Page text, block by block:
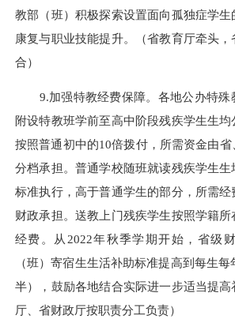
教部（班）积极探索设置面向孤独症学
康复与职业技能提升。（省教育厅牵头
合）
9.加强特教经费保障。各地公办特殊
附设特教班学前至高中阶段残疾学生生均
按照普通初中的10倍拨付，所需资金由
分档承担。普通学校随班就读残疾学生
标准执行，高于普通学生的部分，所需
财政承担。送教上门残疾学生按照学籍
经费。从2022年秋季学期开始，省级
（班）寄宿生生活补助标准提高到每生
半），鼓励各地结合实际进一步适当提
厅、省财政厅按职责分工负责）